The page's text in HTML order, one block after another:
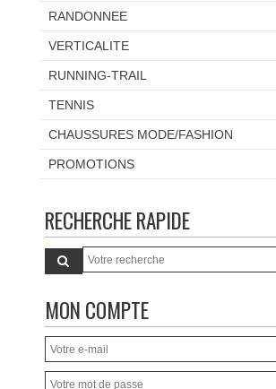
RANDONNEE
VERTICALITE
RUNNING-TRAIL
TENNIS
CHAUSSURES MODE/FASHION
PROMOTIONS
RECHERCHE RAPIDE
MON COMPTE